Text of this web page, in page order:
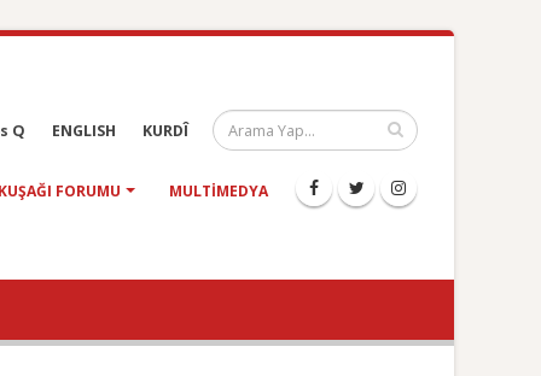
Q ENGLISH KURDÎ
FORUMU MULTIMEDYA